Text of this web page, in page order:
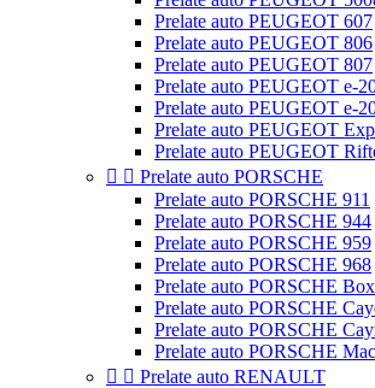
Prelate auto PEUGEOT 607
Prelate auto PEUGEOT 806
Prelate auto PEUGEOT 807
Prelate auto PEUGEOT e-
Prelate auto PEUGEOT e-
Prelate auto PEUGEOT
Prelate auto PEUGEOT
  Prelate auto PORSCHE
Prelate auto PORSCHE 911
Prelate auto PORSCHE 944
Prelate auto PORSCHE 959
Prelate auto PORSCHE 968
Prelate auto PORSCHE
Prelate auto PORSCHE
Prelate auto PORSCHE
Prelate auto PORSCHE
  Prelate auto RENAULT